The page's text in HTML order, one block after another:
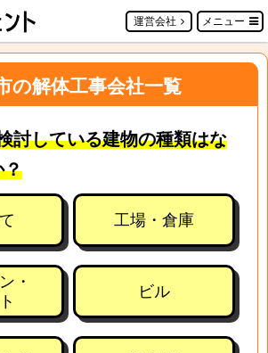
運営会社 メニュー
の解体工事会社一覧
討している建物の種類はな
？
工場・倉庫
・
ビル